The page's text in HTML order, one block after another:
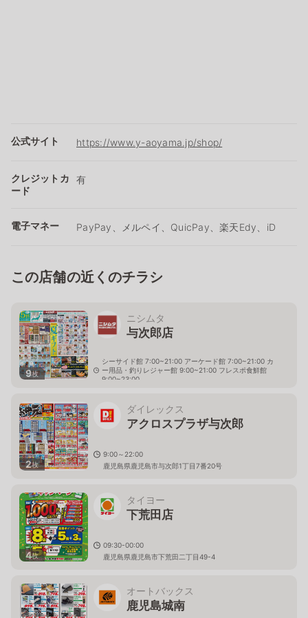
公式サイト https://www.y-aoyama.jp/shop/
クレジットカ
ード
有
電子マネー PayPay、メルペイ、QuicPay、楽天Edy、iD
この店舗の近くのチラシ
9枚
ニシムタ
与次郎店
シーサイド館 7:00~21:00 アーケード館 7:00~21:00 カ
ー用品・釣りレジャー館 9:00~21:00 フレスポ食鮮館
9:00~23:00
2枚
ダイレックス
アクロスプラザ与次郎
9:00～22:00
鹿児島県鹿児島市与次郎1丁目7番20号
4枚
タイヨー
下荒田店
09:30-00:00
鹿児島県鹿児島市下荒田二丁目49-4
オートバックス
鹿児島城南